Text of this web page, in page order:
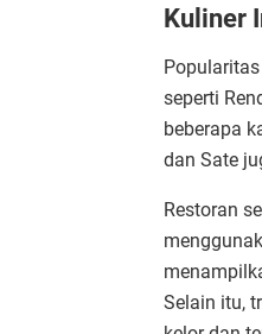
Kuliner
seperti
beberapa
dan Sate
Restoran
Selain itu,